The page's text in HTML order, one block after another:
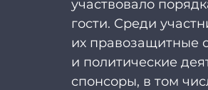
участвовало
гости. Среди
их правозащитные
и политические
спонсоры, в том